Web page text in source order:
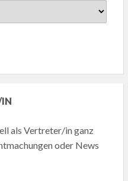
als Vertreter/in ganz
oder News